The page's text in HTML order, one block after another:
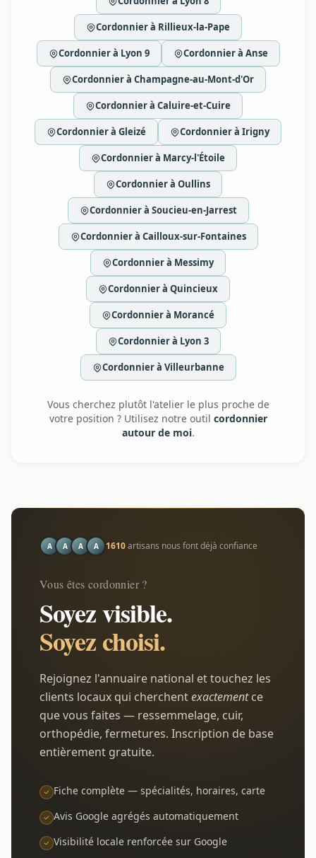
Cordonnier à Rillieux-la-Pape
Cordonnier à Lyon 9 Cordonnier à Anse
Cordonnier à Champagne-au-Mont-d'Or
Cordonnier à Caluire-et-Cuire
Cordonnier à Gleizé Cordonnier à Irigny
Cordonnier à Marcy-l'Étoile
Cordonnier à Oullins
Cordonnier à Soucieu-en-Jarrest
Cordonnier à Cailloux-sur-Fontaines
Cordonnier à Messimy
Cordonnier à Quincieux
Cordonnier à Morancé
Cordonnier à Lyon 3
Cordonnier à Villeurbanne
Vous cherchez plutôt l'atelier le plus proche de
votre position ? Utilisez notre outil cordonnier
autour de moi.
A A A A 1610artisans nous font déjà confiance
Vous êtes cordonnier ?
Soyez visible.
Soyez choisi.
Rejoignez l'annuaire national et touchez les
clients locaux qui cherchentexactementce
que vous faites — ressemmelage, cuir,
orthopédie, fermetures. Inscription de base
entièrement gratuite.
Fiche complète — spécialités, horaires, carte
Avis Google agrégés automatiquement
Visibilité locale renforcée sur Google